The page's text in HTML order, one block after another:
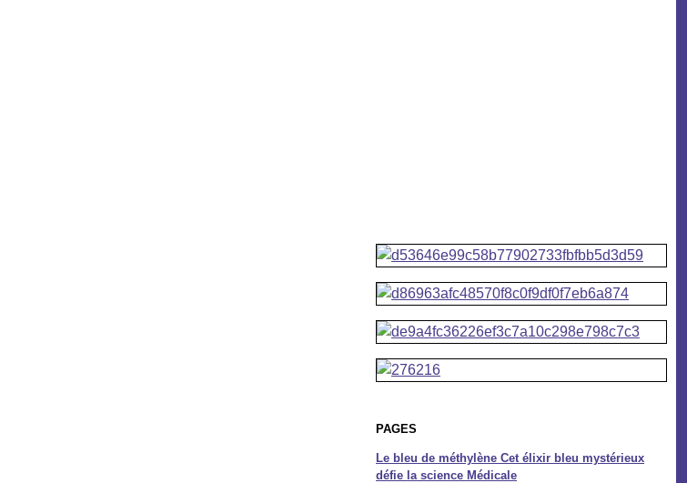
PAGES
Le bleu de méthylène Cet élixir bleu mystérieux
défie la science Médicale